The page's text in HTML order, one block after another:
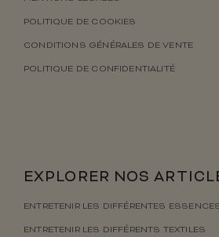
POLITIQUE DE COOKIES
CONDITIONS GÉNÉRALES DE VENTE
POLITIQUE DE CONFIDENTIALITÉ
EXPLORER NOS
ENTRETENIR LES DIFFÉRENTES
ENTRETENIR LES DIFFÉRENTS TEXTILES